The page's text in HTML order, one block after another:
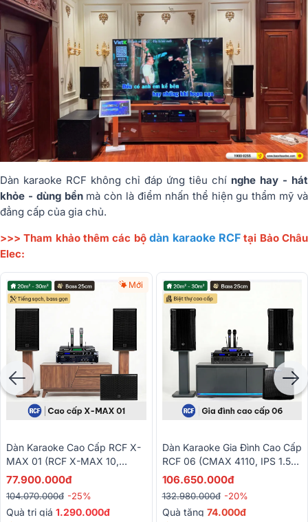
Dàn karaoke RCF không chỉ đáp ứng tiêu chí nghe hay - hát
khỏe - dùng bềnmà còn là điểm nhấn thể hiện gu thẩm mỹ và
đẳng cấp của gia chủ.
>>> Tham khảo thêm các bộdàn karaoke RCFtại Bảo Châu
Elec:
Mới
Dàn Karaoke Cao Cấp RCF X-
MAX 01 (RCF X-MAX 10,
VM630A, KX190, RCF S10,
77.900.000đ
104.070.000đ -25%
Quà trị giá 1.290.000đ
Dàn Karaoke Gia Đình Cao Cấp
RCF 06 (CMAX 4110, IPS 1.5K,
KX190, Alto TS12S, VM300)
106.650.000đ
132.980.000đ -20%
Quà tặng 74.000đ